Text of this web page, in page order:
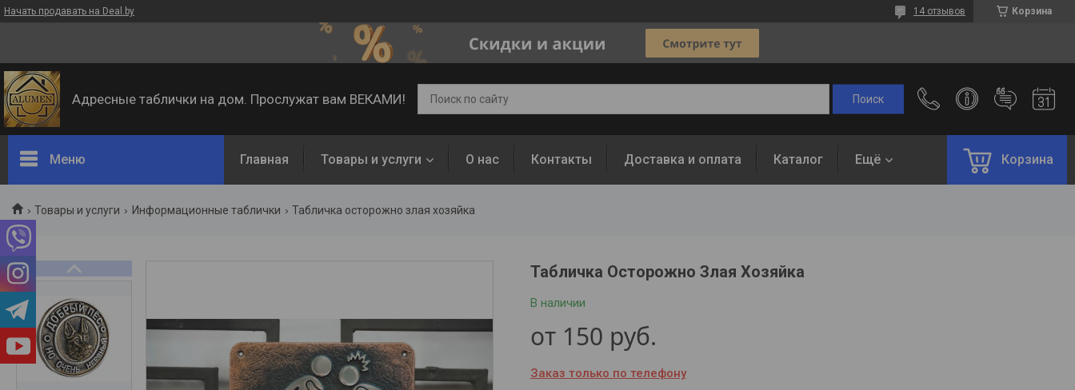
Начать продавать на Deal.by Корзина
14 отзывов
Адресные таблички на дом. Прослужат вам ВЕКАМИ!
Меню Главная Товары и услуги О нас Контакты Доставка и оплата Каталог Ещё Корзина
Товары и услуги Информационные таблички Табличка осторожно злая хозяйка
Табличка Осторожно Злая Хозяйка
В наличии
от 150 руб.
Заказ только по телефону